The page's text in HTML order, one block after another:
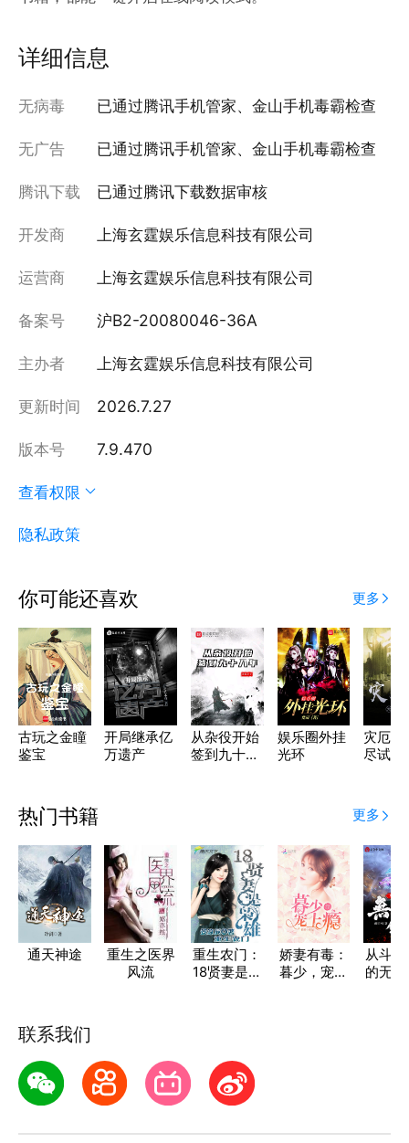
详细信息
无病毒 已通过腾讯手机管家、金山手机毒霸检查
无广告 已通过腾讯手机管家、金山手机毒霸检查
腾讯下载 已通过腾讯下载数据审核
开发商 上海玄霆娱乐信息科技有限公司
运营商 上海玄霆娱乐信息科技有限公司
备案号 沪B2-20080046-36A
主办者 上海玄霆娱乐信息科技有限公司
更新时间 2026.7.27
版本号 7.9.470
查看权限
隐私政策
你可能还喜欢 更多
古玩之金瞳
鉴宝
开局继承亿
万遗产
从杂役开始
签到九十八
娱乐圈外挂
光环
灾厄岛
尽试炼
热门书籍 更多
通天神途
重生之医界
风流
重生农门：
18贤妻是枭
娇妻有毒：
暮少，宠上
从斗
的无
联系我们